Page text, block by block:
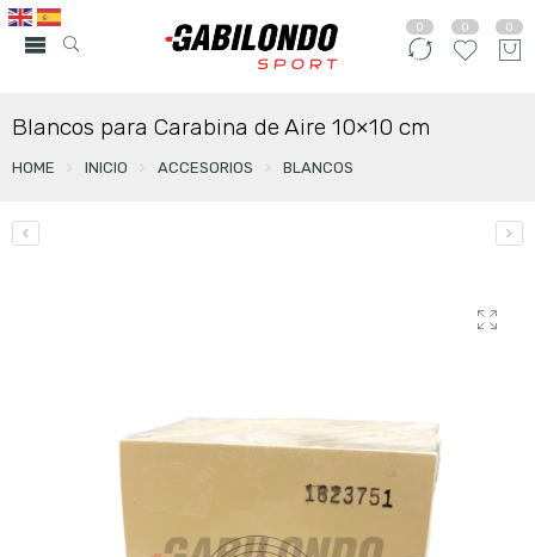
0 0 0
Blancos para Carabina de Aire 10×10 cm
HOME INICIO ACCESORIOS BLANCOS